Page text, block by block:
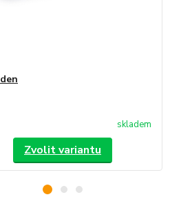
skladem
Zvolit variantu